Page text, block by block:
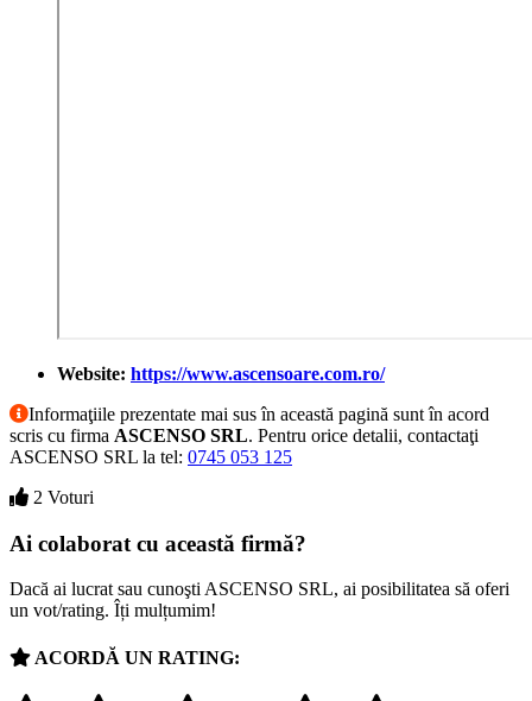
Website: https://www.ascensoare.com.ro/
Informaţiile prezentate mai sus în această pagină sunt în acord
scris cu firma ASCENSO SRL. Pentru orice detalii, contactaţi
ASCENSO SRL la tel: 0745 053 125
2 Voturi
Ai colaborat cu această firmă?
Dacă ai lucrat sau cunoşti ASCENSO SRL, ai posibilitatea să oferi
un vot/rating. Îți mulțumim!
ACORDĂ UN RATING: